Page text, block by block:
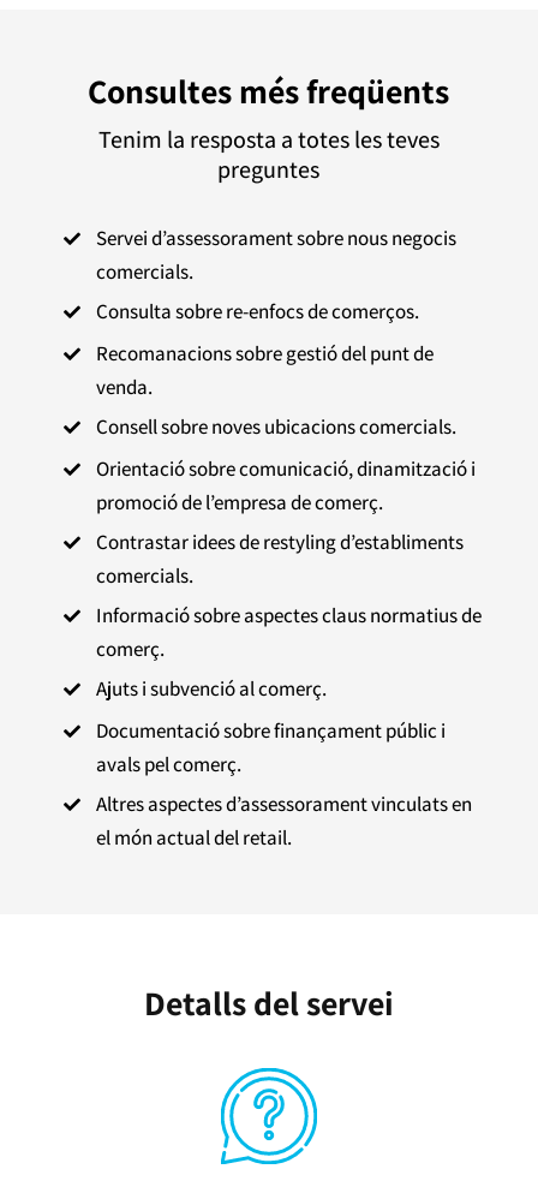
Consultes més freqüents
Tenim la resposta a totes les teves
preguntes

Servei d’assessorament sobre nous negocis
comercials.
 Consulta sobre re-enfocs de comerços.

Recomanacions sobre gestió del punt de
venda.
 Consell sobre noves ubicacions comercials.

Orientació sobre comunicació, dinamització i
promoció de l’empresa de comerç.

Contrastar idees de restyling d’establiments
comercials.

Informació sobre aspectes claus normatius de
comerç.
 Ajuts i subvenció al comerç.

Documentació sobre finançament públic i
avals pel comerç.

Altres aspectes d’assessorament vinculats en
el món actual del retail.
Detalls del servei